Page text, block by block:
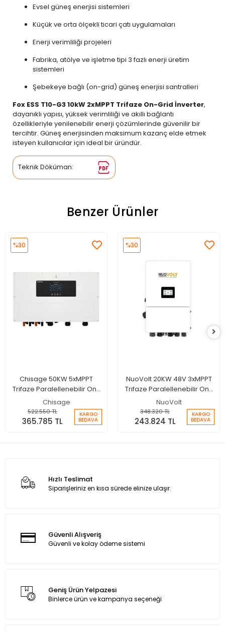
Evsel güneş enerjisi sistemleri
Küçük ve orta ölçekli ticari çatı uygulamaları
Enerji verimliliği projeleri
Fabrika, atölye ve işletme tipi 3 fazlı enerji üretim
sistemleri
Şebekeye bağlı (on-grid) güneş enerjisi santralleri
Fox ESS T10-G3 10kW 2xMPPT Trifaze On-Grid İnverter,
dayanıklı yapısı, yüksek verimliliği ve akıllı bağlantı
özellikleriyle yenilenebilir enerji çözümlerinde güvenilir bir
tercihtir. Güneş enerjisinden maksimum kazanç elde etmek
isteyen kullanıcılar için ideal bir üründür.
Teknik Döküman:
Benzer Ürünler
Chisage 50KW 5xMPPT
Trifaze Paralellenebilir On-
Grid Hibrit İnverter
Chisage
%30
522.550 TL
365.785 TL
KARGO
BEDAVA
NuoVolt 20KW 48V 3xMPPT
Trifaze Paralellenebilir On-
grid LV Hibrit İnverter
NuoVolt
%30
348.320 TL
243.824 TL
KARGO
BEDAVA
Hızlı Teslimat
Siparişleriniz en kısa sürede elinize ulaşır.
Güvenli Alışveriş
Güvenli ve kolay ödeme sistemi
Geniş Ürün Yelpazesi
Binlerce ürün ve kampanya seçeneği